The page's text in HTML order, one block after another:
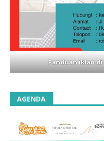
Panduan iklan
AGENDA